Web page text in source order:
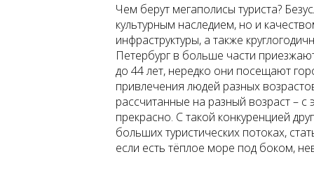
Чем берут мегаполисы туриста?
культурным наследием, но и
инфраструктуры, а также
Петербург в больше части
до 44 лет, нередко они посещают
привлечения людей разных
рассчитанные на разный возраст –
прекрасно. С такой конкуренцией
больших туристических потоках,
если есть тёплое море под боком,